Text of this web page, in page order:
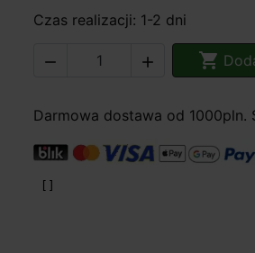
Czas realizacji: 1-2 dni
  
Darmowa dostawa od 1000pln.